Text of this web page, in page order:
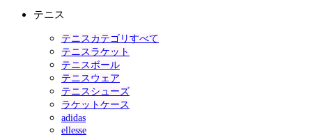
テニス
テニスカテゴリすべて
テニスラケット
テニスボール
テニスウェア
テニスシューズ
ラケットケース
adidas
ellesse